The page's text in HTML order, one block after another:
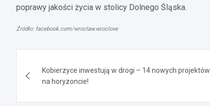
poprawy jakości życia w stolicy Dolnego Śląska.
Źródło: facebook.com/wroclaw.wroclove
wpisu
Kobierzyce inwestują w drogi – 14 nowych projektów
na horyzoncie!